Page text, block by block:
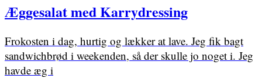
Æggesalat med Karrydressing
Frokosten i dag, hurtig og lækker at lave. Jeg fik bagt
sandwichbrød i weekenden, så der skulle jo noget i. Jeg
havde æg i